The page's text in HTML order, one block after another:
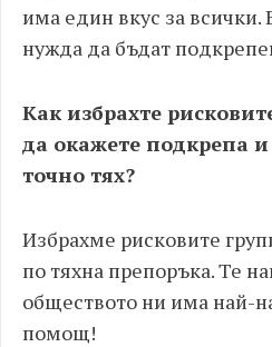
има един вкус за всички.
нужда да бъдат
Как избрахте
да окажете подкрепа
точно тях?
Избрахме рисковите
по тяхна препоръка. Те
обществото ни има най-
помощ!